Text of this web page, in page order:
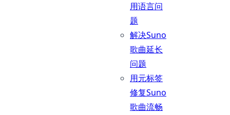
用语言问
题
解决Suno
歌曲延长
问题
用元标签
修复Suno
歌曲流畅